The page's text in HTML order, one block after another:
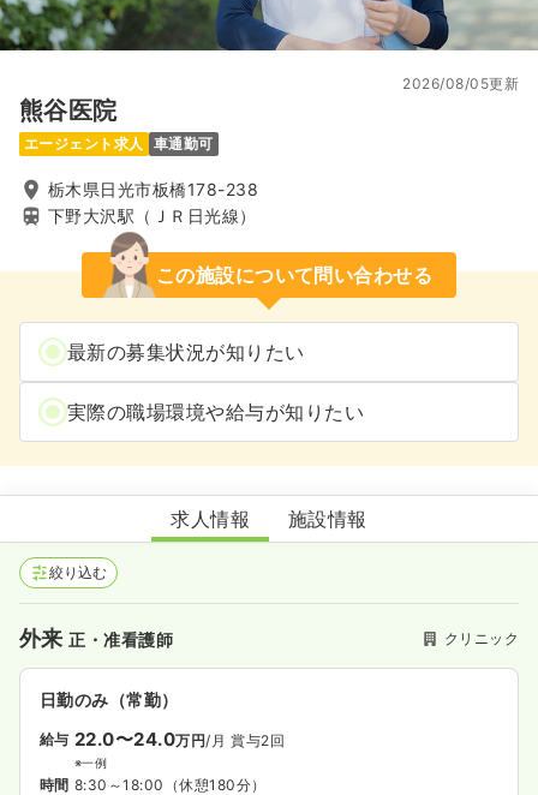
熊谷医院
2026/08/05更新
エージェント求人 車通勤可
栃木県日光市板橋178-238
下野大沢駅（ＪＲ日光線）
この施設について問い合わせる
最新の募集状況が知りたい
実際の職場環境や給与が知りたい
熊谷医院
求人情報 施設情報
絞り込む
外来正・准看護師 クリニック
日勤のみ（常勤）
給与 22.0〜24.0万円/月 賞与2回
※一例
時間 8:30～18:00 （休憩180分）